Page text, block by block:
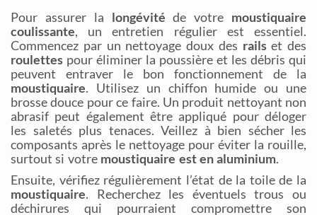
Pour assurer la longévité de votre moustiquaire
coulissante, un entretien régulier est essentiel.
Commencez par un nettoyage doux des railset des
roulettes pour éliminer la poussière et les débris qui
peuvent entraver le bon fonctionnement de la
moustiquaire. Utilisez un chiffon humide ou une
brosse douce pour ce faire. Un produit nettoyant non
abrasif peut également être appliqué pour déloger
les saletés plus tenaces. Veillez à bien sécher les
composants après le nettoyage pour éviter la rouille,
surtout si votre moustiquaire est en aluminium.
Ensuite, vérifiez régulièrement l’état de la toile de la
moustiquaire. Recherchez les éventuels trous ou
déchirures qui pourraient compromettre son